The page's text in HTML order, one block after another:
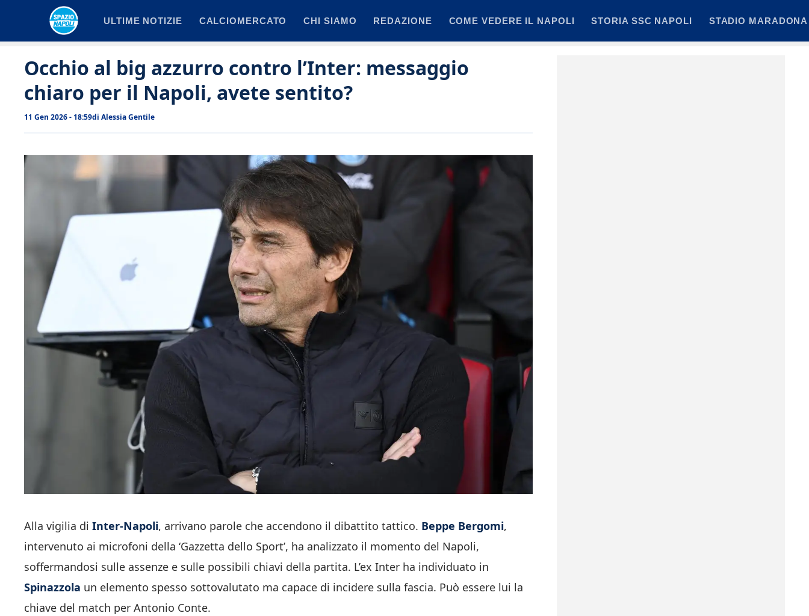
ULTIME NOTIZIE CALCIOMERCATO CHI SIAMO REDAZIONE COME VEDERE IL NAPOLI STORIA SSC NAPOLI STADIO MARADONA
Occhio al big azzurro contro l’Inter: messaggio
chiaro per il Napoli, avete sentito?
11 Gen 2026 - 18:59di Alessia Gentile
Alla vigilia di Inter-Napoli, arrivano parole che accendono il dibattito tattico. Beppe Bergomi,
intervenuto ai microfoni della ‘Gazzetta dello Sport’, ha analizzato il momento del Napoli,
soffermandosi sulle assenze e sulle possibili chiavi della partita. L’ex Inter ha individuato in
Spinazzola un elemento spesso sottovalutato ma capace di incidere sulla fascia. Può essere lui la
chiave del match per Antonio Conte.